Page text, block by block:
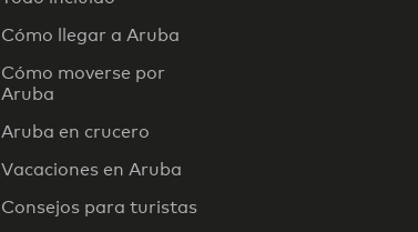
Cómo llegar a Aruba
Cómo moverse por
Aruba
Aruba en crucero
Vacaciones en Aruba
Consejos para turistas